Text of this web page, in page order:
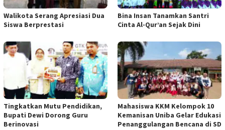
Walikota Serang Apresiasi Dua
Siswa Berprestasi
Bina Insan Tanamkan Santri
Cinta Al-Qur’an Sejak Dini
Tingkatkan Mutu Pendidikan,
Bupati Dewi Dorong Guru
Berinovasi
Mahasiswa KKM Kelompok 10
Kemanisan Uniba Gelar Edukasi
Penanggulangan Bencana di SD